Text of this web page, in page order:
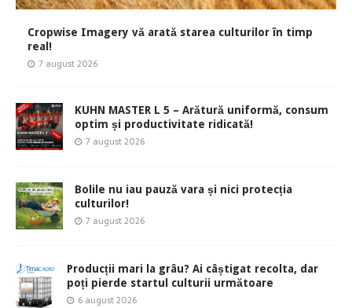
Cropwise Imagery vă arată starea culturilor în timp
real!
7 august 2026
KUHN MASTER L 5 – Arătură uniformă, consum
optim și productivitate ridicată!
7 august 2026
Bolile nu iau pauză vara și nici protecția
culturilor!
7 august 2026
Producții mari la grâu? Ai câștigat recolta, dar
poți pierde startul culturii următoare
6 august 2026